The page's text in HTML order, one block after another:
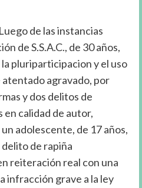
de las instancias
de S.S.A.C., de 30 años,
pluriparticipacion y el uso
agravado, por
y dos delitos de
calidad de autor,
adolescente, de 17 años,
de rapiña
reiteración real con una
infracción grave a la ley